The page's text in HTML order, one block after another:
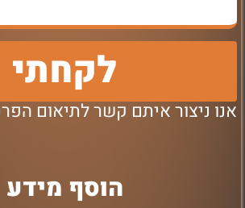
לקחתי
אנו ניצור איתם קשר לתיאום
הוסף מידע